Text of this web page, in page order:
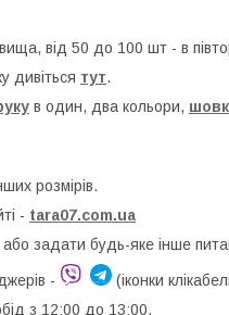
від 50 до 100 шт - в
дивіться тут.
в один, два кольори,
розмірів.
- tara07.com.ua
або задати будь-яке інше
-
(іконки
з 12:00 до 13:00.